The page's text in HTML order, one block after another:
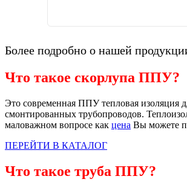
Более подробно о нашей
Что такое скорлупа ППУ?
Это современная ППУ тепловая изоляция
смонтированных трубопроводов.
маловажном вопросе как цена Вы можете
ПЕРЕЙТИ В КАТАЛОГ
Что такое труба ППУ?